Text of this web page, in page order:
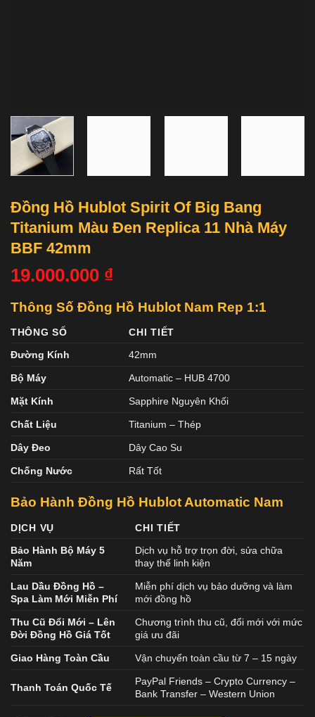
Đồng Hồ Hublot Spirit Of Big Bang
Titanium Màu Đen Replica 11 Nhà Máy
BBF 42mm
19.000.000 ₫
Thông Số Đồng Hồ Hublot Nam Rep 1:1
THÔNG SỐ
CHI TIẾT
Đường Kính
42mm
Bộ Máy Automatic – HUB 4700
Mặt Kính Sapphire Nguyên Khối
Chất Liệu Titanium – Thép
Dây Đeo Dây Cao Su
Chống Nước Rất Tốt
Bảo Hành Đồng Hồ Hublot Automatic Nam
DỊCH VỤ
CHI TIẾT
Bảo Hành Bộ Máy 5
Năm
Dịch vụ hỗ trợ trọn đời, sửa chữa
thay thế linh kiện
Lau Dầu Đồng Hồ –
Spa Làm Mới Miễn Phí
Miễn phí dịch vụ bảo dưỡng và làm
mới đồng hồ
Thu Cũ Đổi Mới – Lên
Đời Đồng Hồ Giá Tốt
Chương trình thu cũ, đổi mới với mức
giá ưu đãi
Giao Hàng Toàn Cầu Vận chuyển toàn cầu từ 7 – 15 ngày
Thanh Toán Quốc Tế
PayPal Friends – Crypto Currency –
Bank Transfer – Western Union